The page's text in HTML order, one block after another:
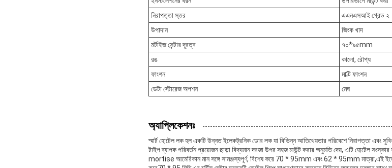
নিরাপত্তা স্তর
এএনএসআই গ্রেড ২
উপাদান
জিংক খাদ
মর্টাইজ সেন্টার দূরত্ব
৭০*৯৫mm
রঙ
কালো, রৌপ্য
ফাংশন
মাল্টি ফাংশন
ডেটা স্টোরেজ অপশন
মেঘ
অ্যাপ্লিকেশনঃ
স্মার্ট হোটেল লক হল একটি উন্নত ইলেকট্রনিক ডোর লক যা বিভিন্ন আতিথেয়তার পরিবেশে নিরাপত্তা এবং
টাইপ ব্যাপক পরিবর্তন প্রয়োজন ছাড়া বিদ্যমান দরজা উপর সহজ মাউন্ট করার অনুমতি দেয়, এটি হোটেল
mortise আমেরিকান মান সঙ্গে সামঞ্জস্যপূর্ণ, বিশেষ করে 70 * 95mm এবং 62 * 95mm মাত্রা,এই